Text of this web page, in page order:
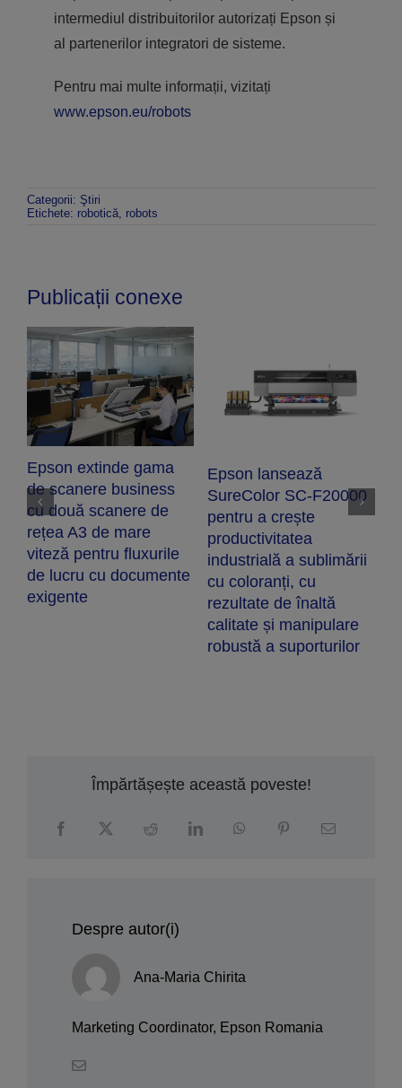
intermediul distribuitorilor autorizați Epson și
al partenerilor integratori de sisteme.
Pentru mai multe informații, vizitați
www.epson.eu/robots
Categorii: Ştiri
Etichete: robotică, robots
Publicații conexe
Epson extinde gama
de scanere business
cu două scanere de
rețea A3 de mare
viteză pentru fluxurile
de lucru cu documente
exigente
Epson lansează
SureColor SC-F20000
pentru a crește
productivitatea
industrială a sublimării
cu coloranți, cu
rezultate de înaltă
calitate și manipulare
robustă a suporturilor
Împărtășește această poveste!
Despre autor(i)
Ana-Maria Chirita
Marketing Coordinator, Epson Romania